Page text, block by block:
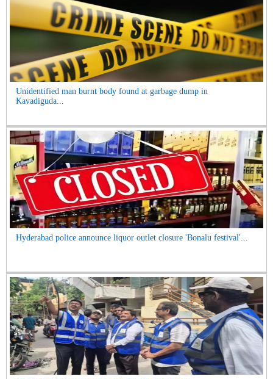
Unidentified man burnt body found at garbage dump in
Kavadiguda...
Hyderabad police announce liquor outlet closure 'Bonalu festival'...